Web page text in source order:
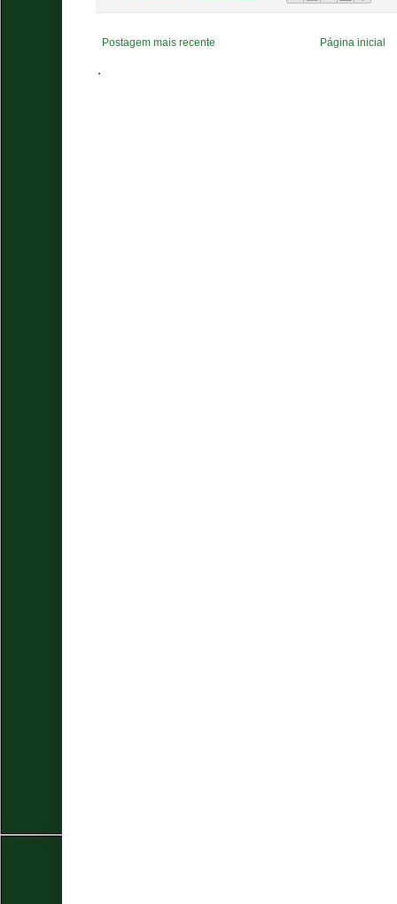
Postagem mais recente Página inicial
.